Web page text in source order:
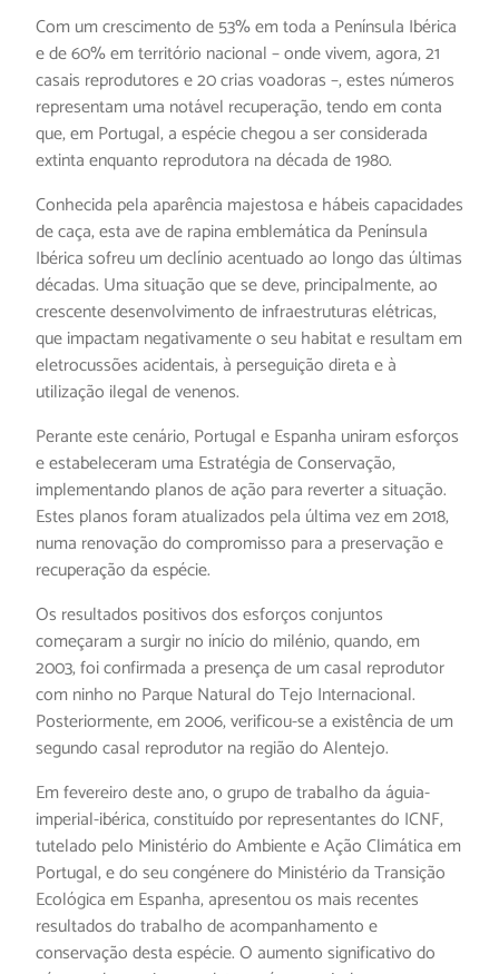
Com um crescimento de 53% em toda a Península Ibérica
e de 60% em território nacional – onde vivem, agora, 21
casais reprodutores e 20 crias voadoras –, estes números
representam uma notável recuperação, tendo em conta
que, em Portugal, a espécie chegou a ser considerada
extinta enquanto reprodutora na década de 1980.
Conhecida pela aparência majestosa e hábeis capacidades
de caça, esta ave de rapina emblemática da Península
Ibérica sofreu um declínio acentuado ao longo das últimas
décadas. Uma situação que se deve, principalmente, ao
crescente desenvolvimento de infraestruturas elétricas,
que impactam negativamente o seu habitat e resultam em
eletrocussões acidentais, à perseguição direta e à
utilização ilegal de venenos.
Perante este cenário, Portugal e Espanha uniram esforços
e estabeleceram uma Estratégia de Conservação,
implementando planos de ação para reverter a situação.
Estes planos foram atualizados pela última vez em 2018,
numa renovação do compromisso para a preservação e
recuperação da espécie.
Os resultados positivos dos esforços conjuntos
começaram a surgir no início do milénio, quando, em
2003, foi confirmada a presença de um casal reprodutor
com ninho no Parque Natural do Tejo Internacional.
Posteriormente, em 2006, verificou-se a existência de um
segundo casal reprodutor na região do Alentejo.
Em fevereiro deste ano, o grupo de trabalho da águia-
imperial-ibérica, constituído por representantes do ICNF,
tutelado pelo Ministério do Ambiente e Ação Climática em
Portugal, e do seu congénere do Ministério da Transição
Ecológica em Espanha, apresentou os mais recentes
resultados do trabalho de acompanhamento e
conservação desta espécie. O aumento significativo do